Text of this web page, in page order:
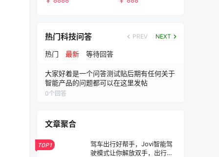
热门科技问答 PREV NEXT
热门 最新 等待回答
大家好着是一个问答测试贴后期有任何关于
智能产品的问题都可以在这里发帖
0个回答
文章聚合
TOP1
驾车出行好帮手，Jovi智能驾
驶模式让你解放双手，出行无